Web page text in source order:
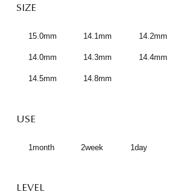
SIZE
15.0mm 14.1mm 14.2mm
14.0mm 14.3mm 14.4mm
14.5mm 14.8mm
USE
1month 2week 1day
LEVEL